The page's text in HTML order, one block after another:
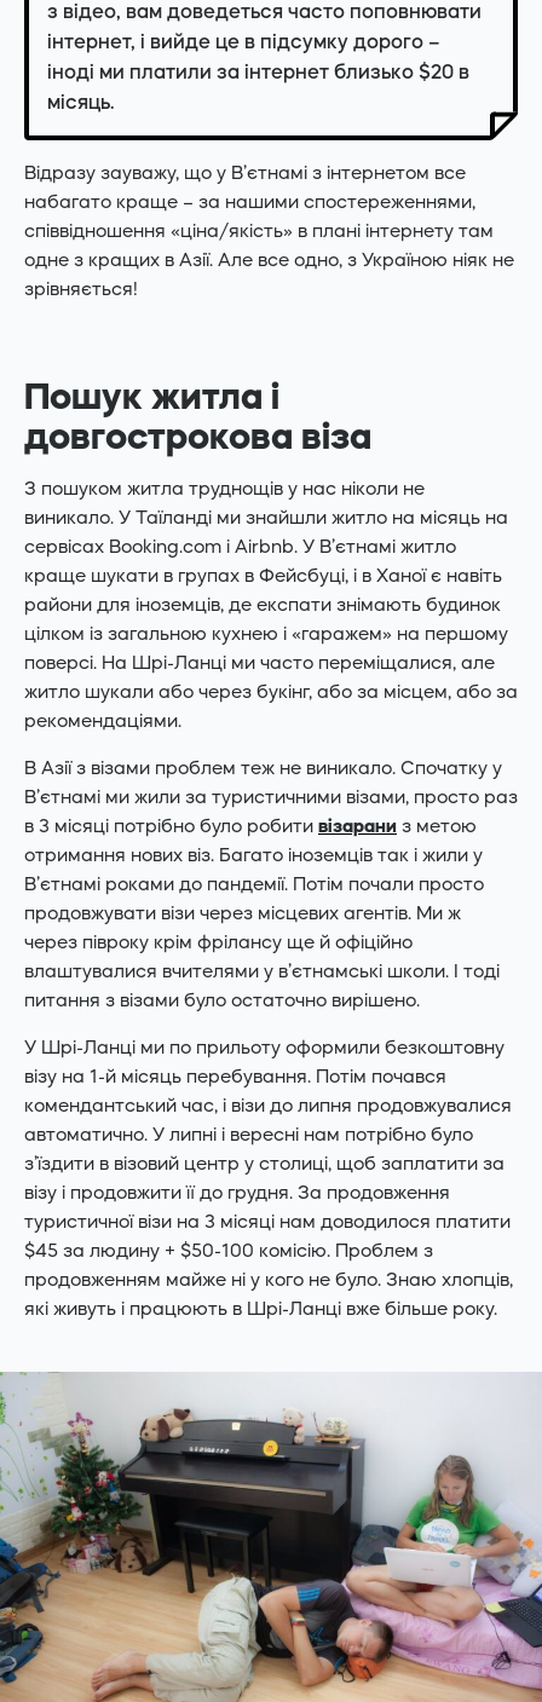
з відео, вам доведеться часто поповнювати
інтернет, і вийде це в підсумку дорого –
іноді ми платили за інтернет близько $20 в
місяць.
Відразу зауважу, що у В’єтнамі з інтернетом все
набагато краще – за нашими спостереженнями,
співвідношення «ціна/якість» в плані інтернету там
одне з кращих в Азії. Але все одно, з Україною ніяк не
зрівняється!
Пошук житла і
довгострокова віза
З пошуком житла труднощів у нас ніколи не
виникало. У Таїланді ми знайшли житло на місяць на
сервісах Booking.com і Airbnb. У В’єтнамі житло
краще шукати в групах в Фейсбуці, і в Ханої є навіть
райони для іноземців, де експати знімають будинок
цілком із загальною кухнею і «гаражем» на першому
поверсі. На Шрі-Ланці ми часто переміщалися, але
житло шукали або через букінг, або за місцем, або за
рекомендаціями.
В Азії з візами проблем теж не виникало. Спочатку у
В’єтнамі ми жили за туристичними візами, просто раз
в 3 місяці потрібно було робити візарани з метою
отримання нових віз. Багато іноземців так і жили у
В’єтнамі роками до пандемії. Потім почали просто
продовжувати візи через місцевих агентів. Ми ж
через півроку крім фрілансу ще й офіційно
влаштувалися вчителями у в’єтнамські школи. І тоді
питання з візами було остаточно вирішено.
У Шрі-Ланці ми по прильоту оформили безкоштовну
візу на 1-й місяць перебування. Потім почався
комендантський час, і візи до липня продовжувалися
автоматично. У липні і вересні нам потрібно було
з’їздити в візовий центр у столиці, щоб заплатити за
візу і продовжити її до грудня. За продовження
туристичної візи на 3 місяці нам доводилося платити
$45 за людину + $50-100 комісію. Проблем з
продовженням майже ні у кого не було. Знаю хлопців,
які живуть і працюють в Шрі-Ланці вже більше року.